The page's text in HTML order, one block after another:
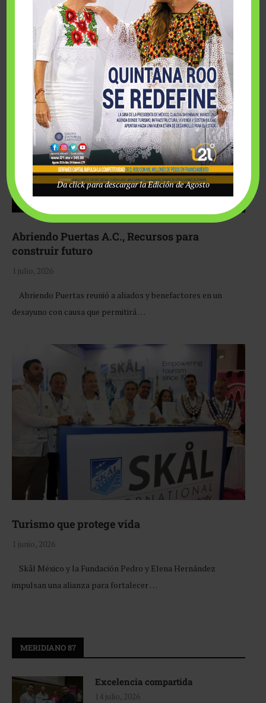
Fairmont Mayakoba y Make-A-Wish México unieron
esfuerzos para hacer realidad el deseo de una …
Abriendo Puertas A.C., Recursos para
construir futuro
1 julio, 2026
Abriendo Puertas reunió a aliados y benefactores en un
desayuno con causa que permitirá …
Turismo que protege vida
1 junio, 2026
Skål México y la Fundación Pedro y Elena Hernández
impulsan una alianza para fortalecer …
MERIDIANO 87
Excelencia compartida
14 julio, 2026
Da click para descargar la Edición de Agosto